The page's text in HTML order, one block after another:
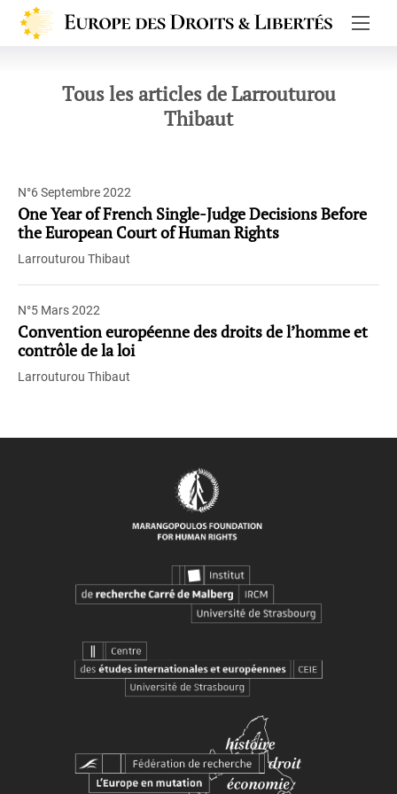
Tous les articles de Larrouturou
Thibaut
N°6 Septembre 2022
One Year of French Single-Judge Decisions Before
the European Court of Human Rights
Larrouturou Thibaut
N°5 Mars 2022
Convention européenne des droits de l’homme et
contrôle de la loi
Larrouturou Thibaut